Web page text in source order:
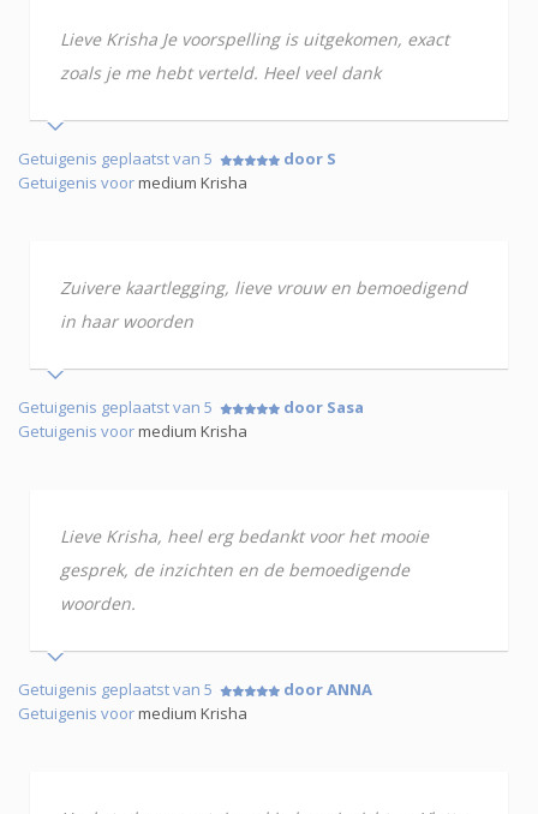
Lieve Krisha Je voorspelling is uitgekomen, exact
zoals je me hebt verteld. Heel veel dank
Getuigenis geplaatst van 5
door S
Getuigenis voormedium Krisha
Zuivere kaartlegging, lieve vrouw en bemoedigend
in haar woorden
Getuigenis geplaatst van 5
door Sasa
Getuigenis voormedium Krisha
Lieve Krisha, heel erg bedankt voor het mooie
gesprek, de inzichten en de bemoedigende
woorden.
Getuigenis geplaatst van 5
door ANNA
Getuigenis voormedium Krisha